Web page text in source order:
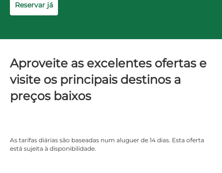
Reservar já
Aproveite as excelentes ofertas e
visite os principais destinos a
preços baixos
As tarifas diárias são baseadas num aluguer de 14 dias. Esta oferta
está sujeita à disponibilidade.